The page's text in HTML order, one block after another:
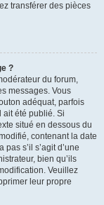
transférer des pièces
?
du forum,
messages. Vous
adéquat, parfois
ait été publié. Si
situé en dessous du
contenant la date
s’il s’agit d’une
bien qu’ils
Veuillez
leur propre